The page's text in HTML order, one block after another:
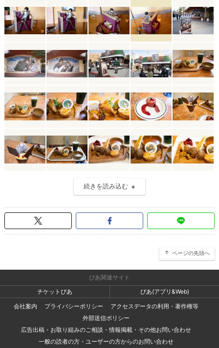
続きを読み込む
ページの先頭へ
ぴあ関連サイト
チケットぴあ
ぴあ(アプリ&Web)
会社案内
プライバシーポリシー
アクセスデータの利用・著作権等
外部送信ポリシー
広告出稿・お取り組みのご相談・情報掲載・その他お問い合わせ
一般の読者の方・ユーザーの方からのお問い合わせ